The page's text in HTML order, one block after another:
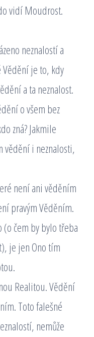
vidí Moudrost.
neznalostí a
je to, kdy
a ta neznalost.
o všem bez
zná? Jakmile
vědění i neznalosti,
není ani věděním
pravým Věděním.
(o čem by bylo třeba
je jen Ono tím
Realitou. Vědění
Toto falešné
nemůže